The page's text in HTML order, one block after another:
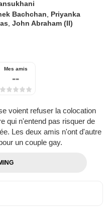
Bachchan
Priyanka
,John Abraham (II)
Mes amis
--
voient refuser la colocation
qui n'entend pas risquer de
Les deux amis n'ont d'autre
un couple gay.